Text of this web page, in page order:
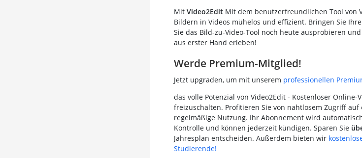
Mit Video2EditMit dem benutzerfreundlichen Tool von
Bildern in Videos mühelos und effizient. Bringen Sie
Sie das Bild-zu-Video-Tool noch heute ausprobieren
aus erster Hand erleben!
Werde Premium-Mitglied!
Jetzt upgraden, um mit unserem professionellen
das volle Potenzial von Video2Edit - Kostenloser Online-
freizuschalten. Profitieren Sie von nahtlosem Zugriff
regelmäßige Nutzung. Ihr Abonnement wird
Kontrolle und können jederzeit kündigen. Sparen Sie
Jahresplan entscheiden. Außerdem bieten wir
Studierende!